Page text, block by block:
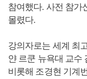
참여했다. 사전 참가
몰렸다.
강의자로는 세계 최
얀 르쿤 뉴욕대 교수
비롯해 조경현 기계